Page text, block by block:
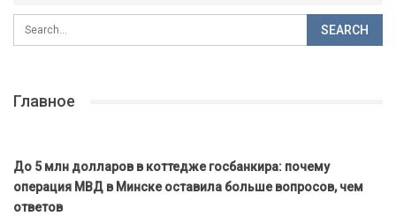
Главное
До 5 млн долларов в коттедже госбанкира: почему
операция МВД в Минске оставила больше вопросов, чем
ответов